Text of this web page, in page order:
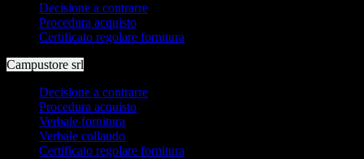
Decisione a contrarre
Procedura acquisto
Certificato regolare fornitura
Campustore srl
Decisione a contrarre
Procedura acquisto
Verbale fornitura
Verbale collaudo
Certificato regolare fornitura